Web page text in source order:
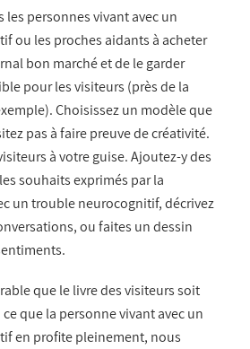
les personnes vivant avec un
ou les proches aidants à acheter
bon marché et de le garder
pour les visiteurs (près de la
Choisissez un modèle que
pas à faire preuve de créativité.
à votre guise. Ajoutez-y des
souhaits exprimés par la
un trouble neurocognitif, décrivez
ou faites un dessin
que le livre des visiteurs soit
que la personne vivant avec un
en profite pleinement, nous